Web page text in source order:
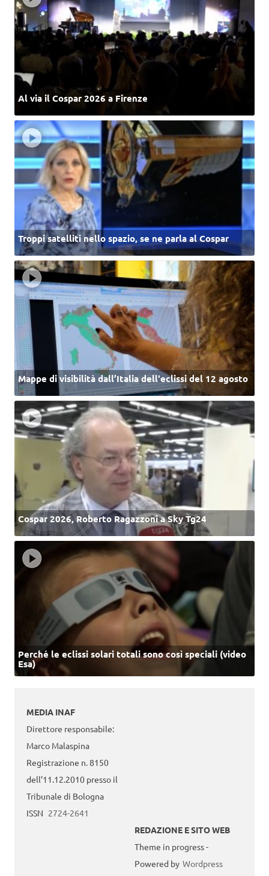
Al via il Cospar 2026 a Firenze
Troppi satelliti nello spazio, se ne parla al Cospar
Mappe di visibilità dall’Italia dell'eclissi del 12 agosto
Cospar 2026, Roberto Ragazzoni a Sky Tg24
Perché le eclissi solari totali sono così speciali (video
Esa)
MEDIA INAF
Direttore responsabile:
Marco Malaspina
Registrazione n. 8150
dell’11.12.2010 presso il
Tribunale di Bologna
ISSN 2724-2641
REDAZIONE E SITO WEB
Theme in progress -
Powered by Wordpress